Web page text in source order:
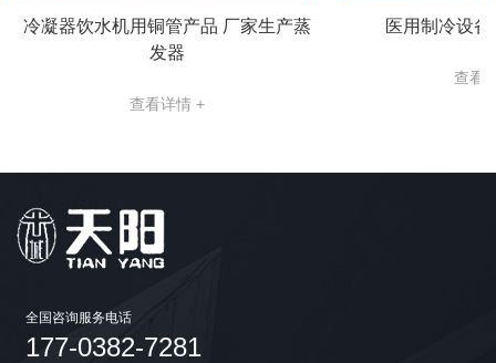
冷凝器饮水机用铜管产品 厂家生产蒸
发器
查看详情 +
医用制冷设
查看
全国咨询服务电话
177-0382-7281